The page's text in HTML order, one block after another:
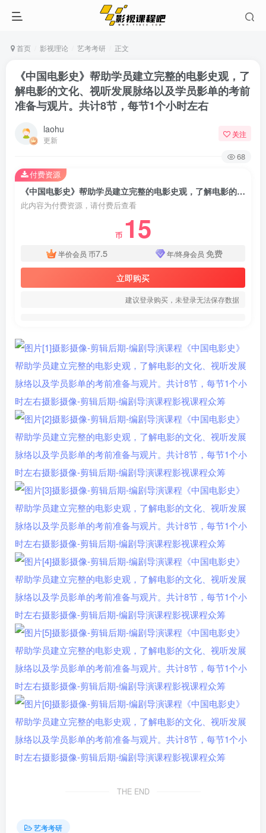
首页 影视理论 艺考考研 正文
《中国电影史》帮助学员建立完整的电影史观，了
解电影的文化、视听发展脉络以及学员影单的考前
准备与观片。共计8节，每节1个小时左右
laohu
更新
关注
68
《中国电影史》帮助学员建立完整的电影史观，了解电影的文化、视听发展脉络以及学员影单的考前准备与观片。共计8节，每节1个小时左右
此内容为付费资源，请付费后查看
币 15
半价会员 币7.5 年/终身会员 免费
立即购买
建议登录购买，未登录无法保存数据
付费资源
THE END
艺考考研